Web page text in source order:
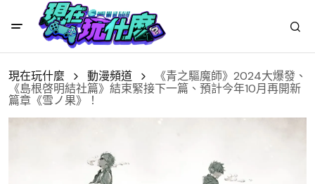
現在玩什麼 動漫頻道
《青之驅魔師》2024大爆發、
《島根啓明結社篇》結束緊接下一篇、預計今年10月再開新
篇章《雪ノ果》！